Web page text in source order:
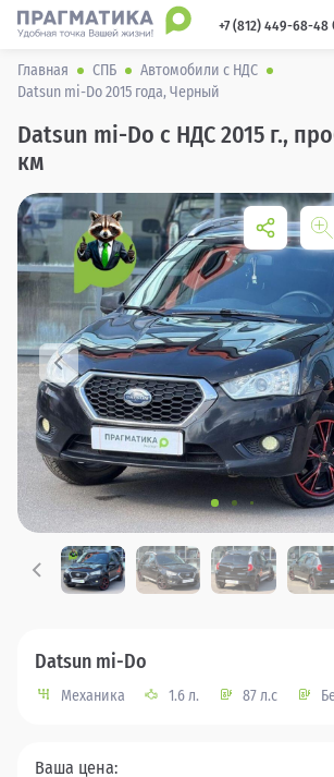
+7 (812) 449-68-48
Главная СПБ
Автомобили с НДС
Datsun mi-Do 2015 года, Черный
Datsun mi-Do с НДС 2015 г.,
км
Datsun mi-Do
Механика 1.6 л. 87 л.с
Ваша цена: